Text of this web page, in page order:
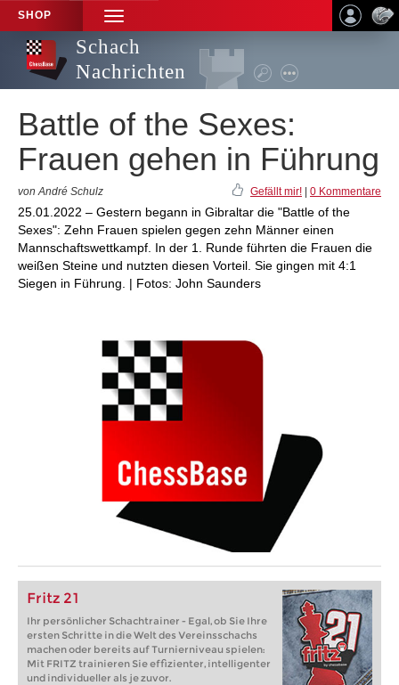
SHOP
TOGGLE
NAVIGATION
Schach
Nachrichten
Battle of the Sexes:
Frauen gehen in Führung
von André Schulz Gefällt mir! 0 Kommentare
25.01.2022 – Gestern begann in Gibraltar die "Battle of the
Sexes": Zehn Frauen spielen gegen zehn Männer einen
Mannschaftswettkampf. In der 1. Runde führten die Frauen die
weißen Steine und nutzten diesen Vorteil. Sie gingen mit 4:1
Siegen in Führung. | Fotos: John Saunders
Fritz 21
Ihr persönlicher Schachtrainer - Egal, ob Sie Ihre
ersten Schritte in die Welt des Vereinsschachs
machen oder bereits auf Turnierniveau spielen:
Mit FRITZ trainieren Sie effizienter, intelligenter
und individueller als je zuvor.